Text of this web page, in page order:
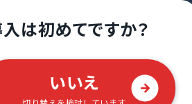
は初めてですか？
いいえ